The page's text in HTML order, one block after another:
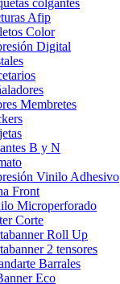
colgantes
Afip
Color
Digital
Membretes
B y N
Vinilo Adhesivo
Front
Microperforado
Corte
Roll Up
2 tensores
Barrales
Eco